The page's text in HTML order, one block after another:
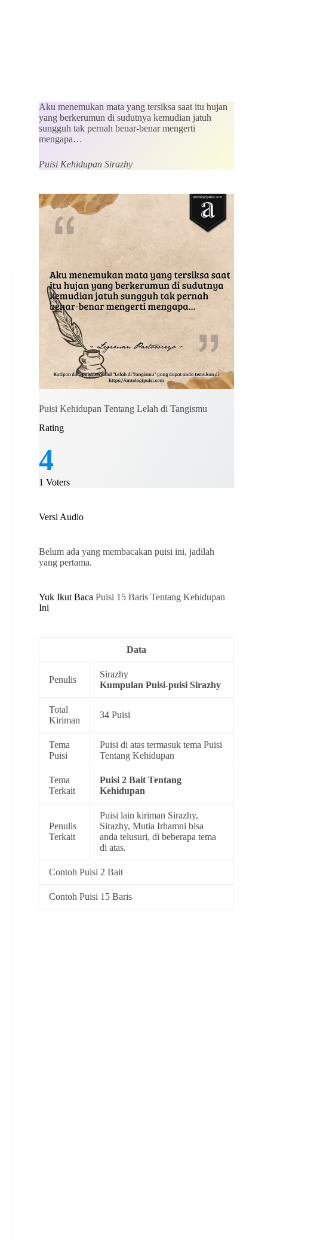
Aku menemukan mata yang tersiksa saat itu hujan
yang berkerumun di sudutnya kemudian jatuh
sungguh tak pernah benar-benar mengerti
mengapa…
Puisi Kehidupan Sirazhy
Puisi Kehidupan Tentang Lelah di Tangismu
Rating
4
1 Voters
Versi Audio
Belum ada yang membacakan puisi ini, jadilah
yang pertama.
Yuk Ikut BacaPuisi 15 Baris Tentang Kehidupan
Ini
Data
Penulis
Sirazhy
KumpulanPuisi-puisi Sirazhy
Total
Kiriman
34 Puisi
Tema
Puisi
Puisi di atas termasuk temaPuisi
Tentang Kehidupan
Tema
Terkait
Puisi 2 Bait Tentang
Kehidupan
Penulis
Terkait
Puisi lain kiriman Sirazhy,
Sirazhy, Mutia Irhamni bisa
anda telusuri, di beberapa tema
di atas.
Contoh Puisi 2 Bait
Contoh Puisi 15 Baris